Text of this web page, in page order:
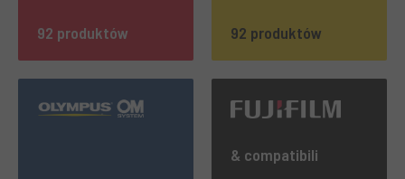
92 produktów 92 produktów
& compatibili